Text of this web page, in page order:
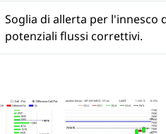
Soglia di allerta per l'innesco
potenziali flussi correttivi.